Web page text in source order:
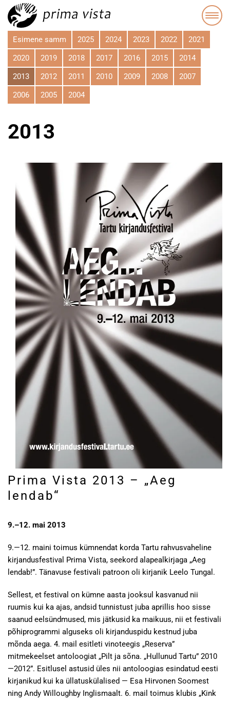
Esimene samm 2025 2024 2023 2022
2021
2020
2019 2018 2017 2016 2015
2014
2013
2012 2011 2010 2009 2008
2007
2006
2005 2004
2013
Prima Vista 2013 – „Aeg
lendab“
9.–12. mai 2013
9.—12. maini toimus kümnendat korda Tartu rahvusvaheline
kirjandusfestival Prima Vista, seekord alapealkirjaga „Aeg
lendab!”. Tänavuse festivali patroon oli kirjanik Leelo Tungal.
Sellest, et festival on kümne aasta jooksul kasvanud nii
ruumis kui ka ajas, andsid tunnistust juba aprillis hoo sisse
saanud eelsündmused, mis jätkusid ka maikuus, nii et festivali
põhiprogrammi alguseks oli kirjanduspidu kestnud juba
mõnda aega. 4. mail esitleti vinoteegis „Reserva”
mitmekeelset antoloogiat „Pilt ja sõna. „Hullunud Tartu” 2010
—2012”. Esitlusel astusid üles nii antoloogias esindatud eesti
kirjanikud kui ka üllatuskülalised — Esa Hirvonen Soomest
ning Andy Willoughby Inglismaalt. 6. mail toimus klubis „Kink